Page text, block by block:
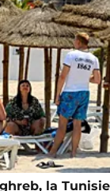
la